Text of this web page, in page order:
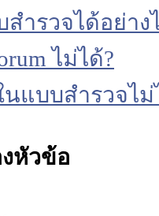
ำรวจได้อย่าง
ไม่ได้?
แบบสำรวจไม่
หัวข้อ